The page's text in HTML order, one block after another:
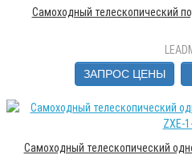
Самоходный телескопический
ЗАПРОС ЦЕНЫ
Самоходный телескопический